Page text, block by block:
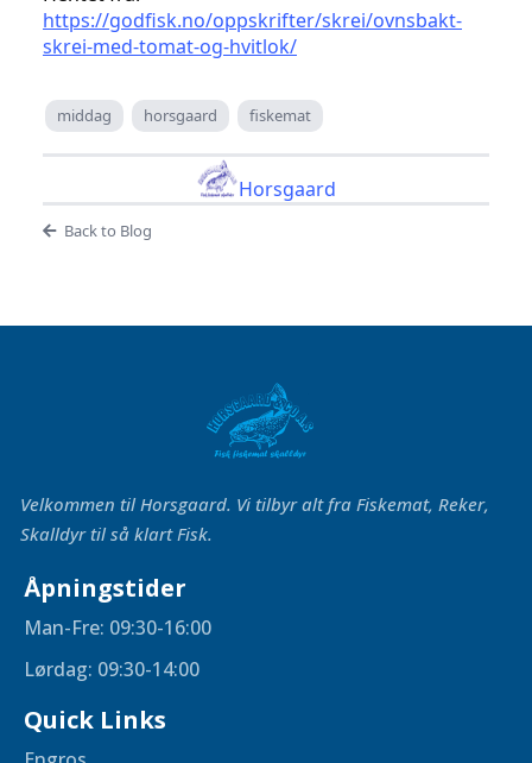
https://godfisk.no/oppskrifter/skrei/ovnsbakt-
skrei-med-tomat-og-hvitlok/
middag horsgaard fiskemat
Horsgaard
Back to Blog
Velkommen til Horsgaard. Vi tilbyr alt fra Fiskemat, Reker,
Skalldyr til så klart Fisk.
Åpningstider
Man-Fre: 09:30-16:00
Lørdag: 09:30-14:00
Quick Links